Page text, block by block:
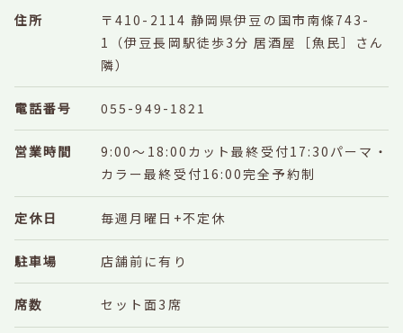
住所
〒410-2114 静岡県伊豆の国市南條743-
1
（伊豆長岡駅徒歩3分 居酒屋［魚民］さん
隣）
電話番号 055-949-1821
営業時間 9:00～18:00 カット最終受付17:30 パーマ・
カラー最終受付16:00完全予約制
定休日 毎週月曜日+不定休
駐車場 店舗前に有り
席数 セット面3席